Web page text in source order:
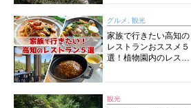
グルメ, 観光
家族で行きたい高知の
レストランおススメ５
選！植物園内のレスト
観光